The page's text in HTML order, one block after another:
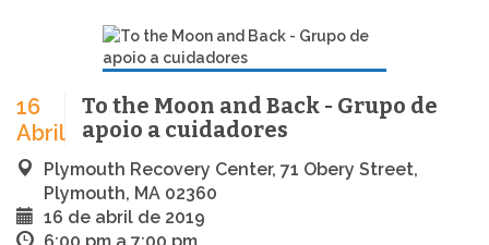
16
Abril
To the Moon and Back - Grupo de
apoio a cuidadores
Plymouth Recovery Center, 71 Obery Street,
Plymouth, MA 02360
16 de abril de 2019